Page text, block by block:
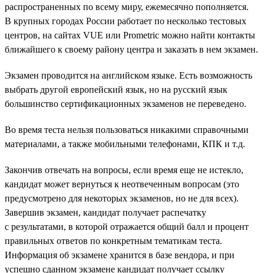
распространенных по всему миру, ежемесячно пополняется.
В крупных городах России работает по несколько тестовых
центров, на сайтах VUE или Prometric можно найти контакты
ближайшего к своему району центра и заказать в нем экзамен.
Экзамен проводится на английском языке. Есть возможность
выбрать другой европейский язык, но на русский язык
большинство сертификационных экзаменов не переведено.
Во время теста нельзя пользоваться никакими справочными
материалами, а также мобильными телефонами, КПК и т.д.
Закончив отвечать на вопросы, если время еще не истекло,
кандидат может вернуться к неотвеченным вопросам (это
предусмотрено для некоторых экзаменов, но не для всех).
Завершив экзамен, кандидат получает распечатку
с результатами, в которой отражается общий балл и процент
правильных ответов по конкретным тематикам теста.
Информация об экзамене хранится в базе вендора, и при
успешно сданном экзамене кандидат получает ссылку